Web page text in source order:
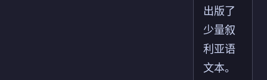
出版了
少量叙
利亚语
文本。